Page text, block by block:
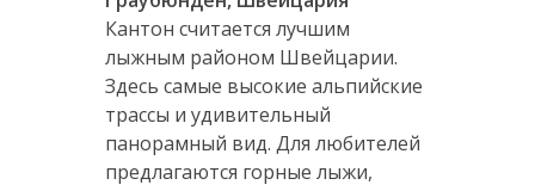
Кантон считается лучшим
лыжным районом Швейцарии.
Здесь самые высокие альпийские
трассы и удивительный
панорамный вид. Для любителей
предлагаются горные лыжи,